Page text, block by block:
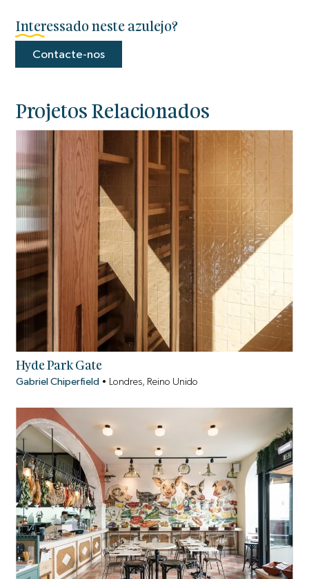
Interessado neste azulejo?
Contacte-nos
Projetos Relacionados
Hyde Park Gate
Gabriel Chiperfield • Londres, Reino Unido